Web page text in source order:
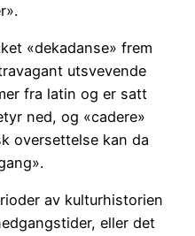
«dekadanse» frem
utsvevende
fra latin og er satt
ned, og «cadere»
oversettelse kan da
av kulturhistorien
eller det